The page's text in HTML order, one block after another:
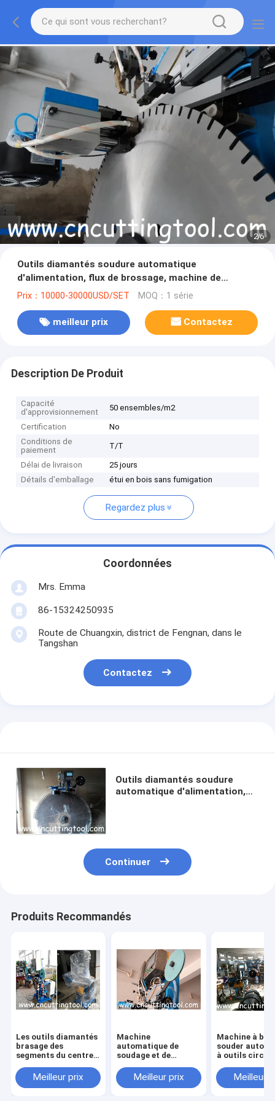
2/6
Outils diamantés soudure automatique
d'alimentation, flux de brossage, machine de
soudage à lame de scie rotative
Prix：10000-30000USD/SET MOQ：1 série
meilleur prix Contactez
Description De Produit
Capacité
d'approvisionnement
50 ensembles/m2
Certification
No
Conditions de
paiement
T/T
Délai de livraison
25 jours
Détails d'emballage
étui en bois sans fumigation
Regardez plus
Coordonnées
Mrs. Emma
86-15324250935
Route de Chuangxin, district de Fengnan, dans le
Tangshan
Contactez
Outils diamantés soudure
automatique d'alimentation,
Continuer
Produits Recommandés
Les outils diamantés
brasage des
segments du centre
automatique
efficace machine
Meilleur prix
Machine
automatique de
soudage et de
de grand diamètre
Meilleur prix
Machine à
souder
à outils
Meilleur